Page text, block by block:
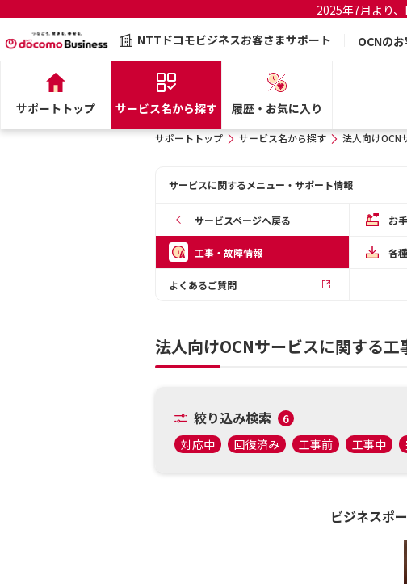
2025年7月より
NTTドコモビジネスお客さまサポート
OCNの
サポートトップ サービス名から探す 履歴・お気に入り
サポートトップ サービス名から探す 法人向けOCN
サービスに関するメニュー・サポート情報
サービスページへ戻る お
工事・故障情報 各
よくあるご質問
法人向けOCNサービスに関する工
絞り込み検索
6
対応中
回復済み 工事前 工事中
ビジネスポ